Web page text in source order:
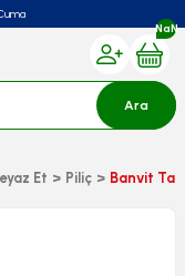
Ara
NaN
Et Piliç Banvit